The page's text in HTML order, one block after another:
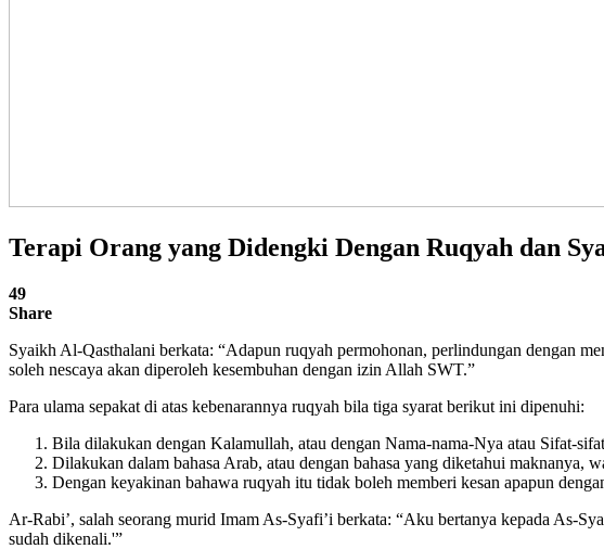
Terapi Orang yang Didengki Dengan Ruqyah dan
49
Share
Syaikh Al-Qasthalani berkata: “Adapun ruqyah permohonan, perlindungan dengan
soleh nescaya akan diperoleh kesembuhan dengan izin Allah SWT.”
Para ulama sepakat di atas kebenarannya ruqyah bila tiga syarat berikut ini dipenuhi:
Bila dilakukan dengan Kalamullah, atau dengan Nama-nama-Nya atau Sifat-
Dilakukan dalam bahasa Arab, atau dengan bahasa yang diketahui maknanya,
Dengan keyakinan bahawa ruqyah itu tidak boleh memberi kesan apapun
Ar-Rabi’, salah seorang murid Imam As-Syafi’i berkata: “Aku bertanya kepada As-
sudah dikenali.'”